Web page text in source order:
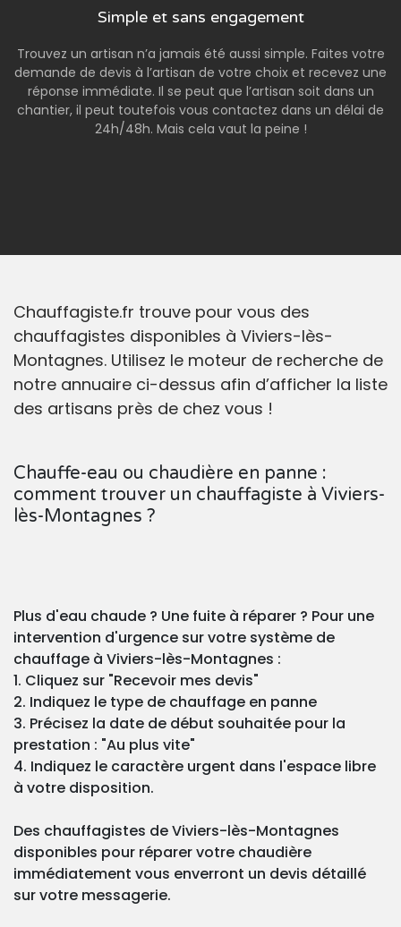
Simple et sans engagement
Trouvez un artisan n’a jamais été aussi simple. Faites votre
demande de devis à l’artisan de votre choix et recevez une
réponse immédiate. Il se peut que l’artisan soit dans un
chantier, il peut toutefois vous contactez dans un délai de
24h/48h. Mais cela vaut la peine !
Chauffagiste.fr trouve pour vous des
chauffagistes disponibles à Viviers-lès-
Montagnes. Utilisez le moteur de recherche de
notre annuaire ci-dessus afin d’afficher la liste
des artisans près de chez vous !
Chauffe-eau ou chaudière en panne :
comment trouver un chauffagiste à Viviers-
lès-Montagnes ?
Plus d'eau chaude ? Une fuite à réparer ? Pour une
intervention d'urgence sur votre système de
chauffage à Viviers-lès-Montagnes :
1. Cliquez sur "Recevoir mes devis"
2. Indiquez le type de chauffage en panne
3. Précisez la date de début souhaitée pour la
prestation : "Au plus vite"
4. Indiquez le caractère urgent dans l'espace libre
à votre disposition.
Des chauffagistes de Viviers-lès-Montagnes
disponibles pour réparer votre chaudière
immédiatement vous enverront un devis détaillé
sur votre messagerie.